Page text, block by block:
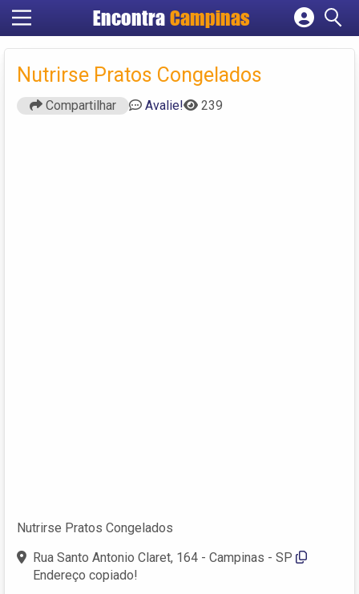
Encontra Campinas
Cadastrar empresa
Criar conta
Nutrirse Pratos Congelados
Compartilhar Avalie! 239
Nutrirse Pratos Congelados
Rua Santo Antonio Claret, 164 - Campinas - SP
Endereço copiado!